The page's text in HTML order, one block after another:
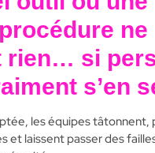
ne
rien… si
s’en
les équipes tâtonnent,
et laissent passer des